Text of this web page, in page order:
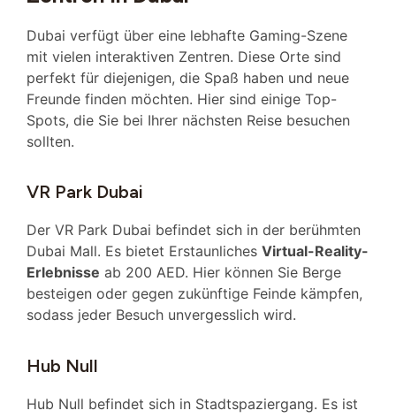
Dubai verfügt über eine lebhafte Gaming-Szene
mit vielen interaktiven Zentren. Diese Orte sind
perfekt für diejenigen, die Spaß haben und neue
Freunde finden möchten. Hier sind einige Top-
Spots, die Sie bei Ihrer nächsten Reise besuchen
sollten.
VR Park Dubai
Der VR Park Dubai befindet sich in der berühmten
Dubai Mall. Es bietet Erstaunliches Virtual-Reality-
Erlebnisse ab 200 AED. Hier können Sie Berge
besteigen oder gegen zukünftige Feinde kämpfen,
sodass jeder Besuch unvergesslich wird.
Hub Null
Hub Null befindet sich in Stadtspaziergang. Es ist